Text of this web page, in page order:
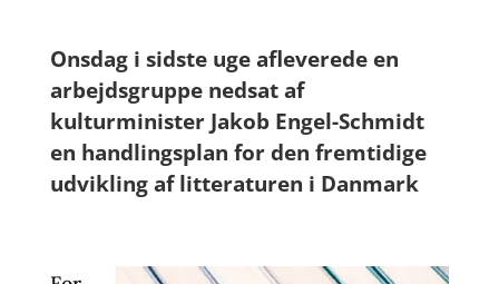
Onsdag i sidste uge afleverede en
arbejdsgruppe nedsat af
kulturminister Jakob Engel-Schmidt
en handlingsplan for den fremtidige
udvikling af litteraturen i Danmark